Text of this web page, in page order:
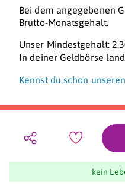
Bei dem angegebenen
Brutto-Monatsgehalt.
Unser Mindestgehalt:
In deiner Geldbörse
Kennst du schon
kein